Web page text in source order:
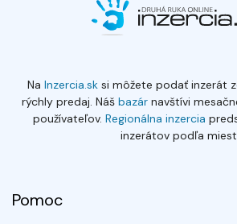
Na Inzercia.sksi môžete podať inzerát
rýchly predaj. Náš bazárnavštívi
používateľov. Regionálna inzercia
inzerátov podľa
Pomoc